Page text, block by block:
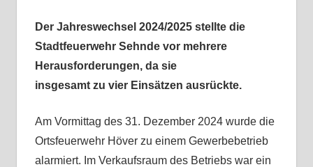
Der Jahreswechsel 2024/2025 stellte die
Stadtfeuerwehr Sehnde vor mehrere
Herausforderungen, da sie
insgesamt zu vier Einsätzen ausrückte.
Am Vormittag des 31. Dezember 2024 wurde die
Ortsfeuerwehr Höver zu einem Gewerbebetrieb
alarmiert. Im Verkaufsraum des Betriebs war ein